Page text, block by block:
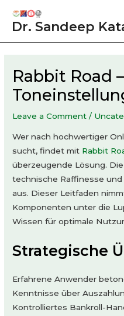
Dr. Sandeep
Rabbit Road –
Leave a Comment /
Wer nach hochwertiger
sucht, findet mit Rabbit
überzeugende Lösung.
technische Raffinesse
aus. Dieser Leitfaden
Komponenten unter die
Wissen für optimale
Strategische
Erfahrene Anwender
Kenntnisse über
Kontrolliertes Bankroll-